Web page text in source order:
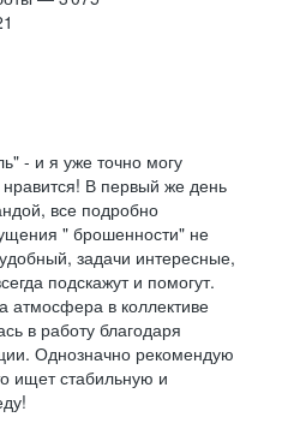
- и я уже точно могу
нравится! В первый же день
все подробно
" брошенности" не
задачи интересные,
подскажут и помогут.
атмосфера в коллективе
в работу благодаря
Однозначно рекомендую
ищет стабильную и